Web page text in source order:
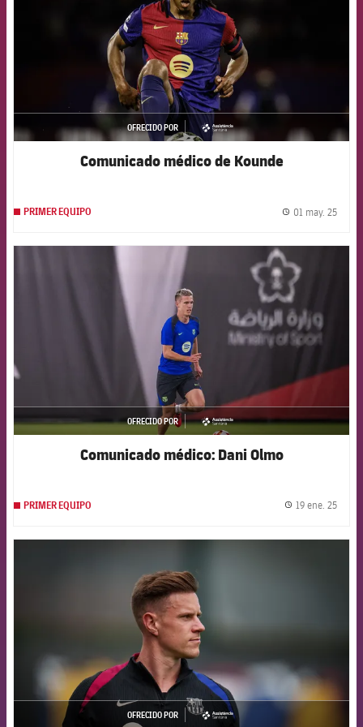
OFRECIDO POR
asistencia
Comunicado médico de Kounde
PRIMER EQUIPO 01 may. 25
FCB Barcelona badge
OFRECIDO POR
asistencia
Comunicado médico: Dani Olmo
PRIMER EQUIPO 19 ene. 25
OFRECIDO POR
asistencia